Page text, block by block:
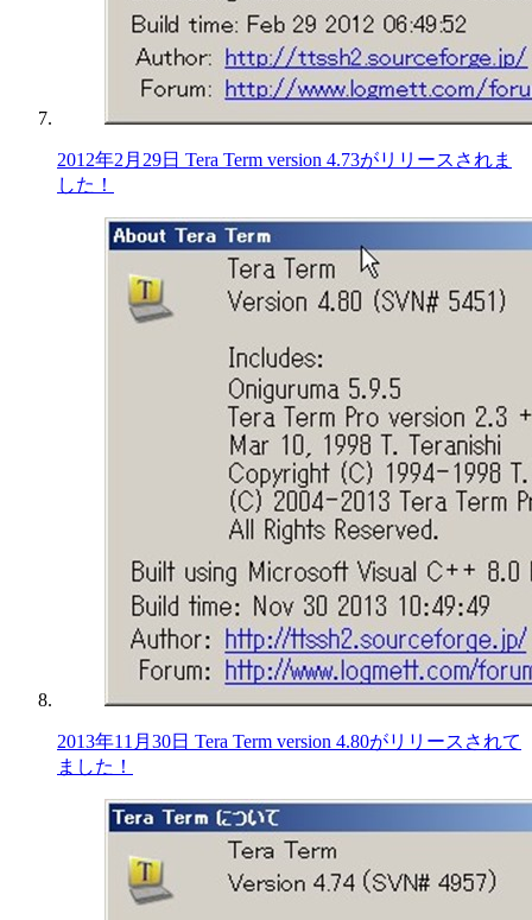
2012年2月29日 Tera Term version 4.73がリリースされま
した！
2013年11月30日 Tera Term version 4.80がリリースされて
ました！